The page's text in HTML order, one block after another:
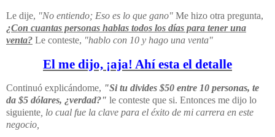
Le dije, "No entiendo; Eso es lo que gano" Me hizo otra pregunta,
¿Con cuantas personas hablas todos los días para tener una
venta? Le conteste, "hablo con 10 y hago una venta"
El me dijo, ¡aja! Ahí esta el detalle
Continuó explicándome, "Si tu divides $50 entre 10 personas, te
da $5 dólares, ¿verdad?" le conteste que si. Entonces me dijo lo
siguiente , lo cual fue la clave para el éxito de mi carrera en este
negocio,